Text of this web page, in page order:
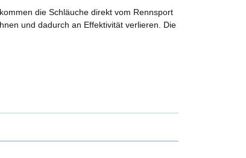
die Schläuche direkt vom Rennsport
und dadurch an Effektivität verlieren. Die